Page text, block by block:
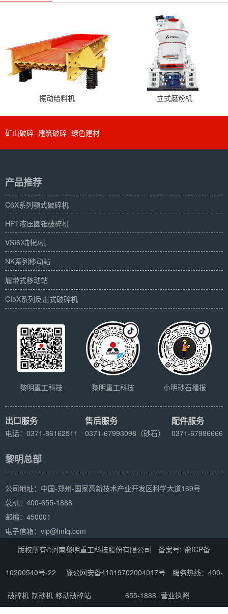
振动给料机 立式磨粉机
矿山破碎 建筑破碎 绿色建材
产品推荐
C6X系列颚式破碎机
HPT液压圆锥破碎机
VSI6X制砂机
NK系列移动站
履带式移动站
CI5X系列反击式破碎机
黎明重工科技 黎明重工科技 小明砂石播报
出口服务
电话：0371-86162511
售后服务
0371-67993098（砂石）
配件服务
0371-67986666
黎明总部
公司地址：中国-郑州-国家高新技术产业开发区科学大道169号
总机：400-655-1888
邮编：450001
电子信箱：vip@lmlq.com
版权所有©河南黎明重工科技股份有限公司 备案号: 豫ICP备
10200540号-22 豫公网安备41019702004017号 服务热线：400-
655-1888 营业执照
破碎机 制砂机 移动破碎站